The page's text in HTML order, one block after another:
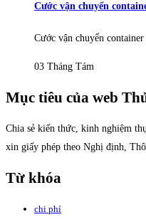
Cước vận chuyển
Cước vận chuyển
03 Tháng Tám
Mục tiêu của web
Chia sẻ kiến thức, kinh nghiệm
xin giấy phép theo Nghị định,
Từ khóa
chi phí